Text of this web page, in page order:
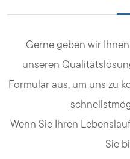
Gerne geben wir
unseren
Formular aus, um uns zu
Wenn Sie Ihren
Sie